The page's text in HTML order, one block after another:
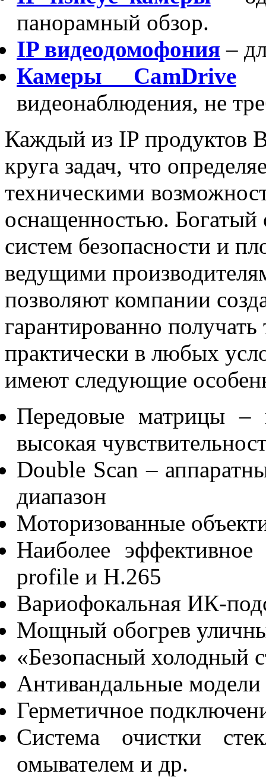
панорамный обзор.
IP видеодомофония –
Камеры CamDrive–
видеонаблюдения, не
Каждый из IP продуктов
круга задач, что
техническими
оснащенностью.
систем безопасности и
ведущими
позволяют компании
гарантированно получать
практически в любых
имеют следующие
Передовые матрицы –
высокая
Double Scan –
диапазон
Моторизованные
Наиболее
profile и H.265
Вариофокальная ИК-
Мощный обогрев
«Безопасный холодный
Антивандальные модели
Герметичное
Система очистки
омывателем и др.